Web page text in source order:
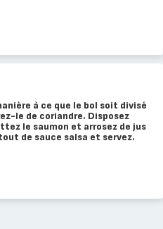
à ce que le bol soit divisé
le de coriandre. Disposez
le saumon et arrosez de jus
de sauce salsa et servez.